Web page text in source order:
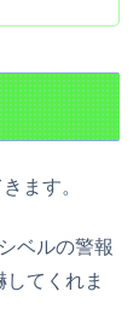
ます。
ベルの警報
てくれま